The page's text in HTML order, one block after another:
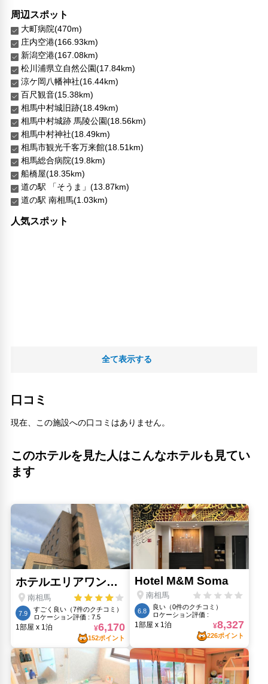
周辺スポット
大町病院(470m)
庄内空港(166.93km)
新潟空港(167.08km)
松川浦県立自然公園(17.84km)
涼ケ岡八幡神社(16.44km)
百尺観音(15.38km)
相馬中村城旧跡(18.49km)
相馬中村城跡 馬陵公園(18.56km)
相馬中村神社(18.49km)
相馬市観光千客万来館(18.51km)
相馬総合病院(19.8km)
船橋屋(18.35km)
道の駅 「そうま」(13.87km)
道の駅 南相馬(1.03km)
人気スポット
全て表示する
口コミ
現在、この施設への口コミはありません。
このホテルを見た人はこんなホテルも見てい
ます